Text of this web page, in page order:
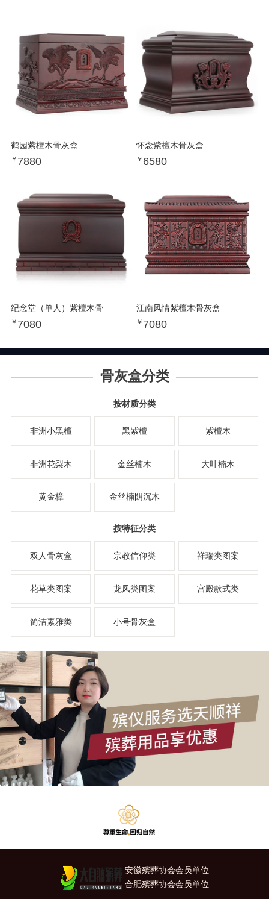
鹤园紫檀木骨灰盒
￥ 7880
怀念紫檀木骨灰盒
￥ 6580
纪念堂（单人）紫檀木骨
￥ 7080
江南风情紫檀木骨灰盒
￥ 7080
骨灰盒分类
按材质分类
非洲小黑檀 黑紫檀 紫檀木
非洲花梨木 金丝楠木 大叶楠木
黄金樟 金丝楠阴沉木
按特征分类
双人骨灰盒 宗教信仰类 祥瑞类图案
花草类图案 龙凤类图案 宫殿款式类
简洁素雅类 小号骨灰盒
安徽殡葬协会会员单位
合肥殡葬协会会员单位